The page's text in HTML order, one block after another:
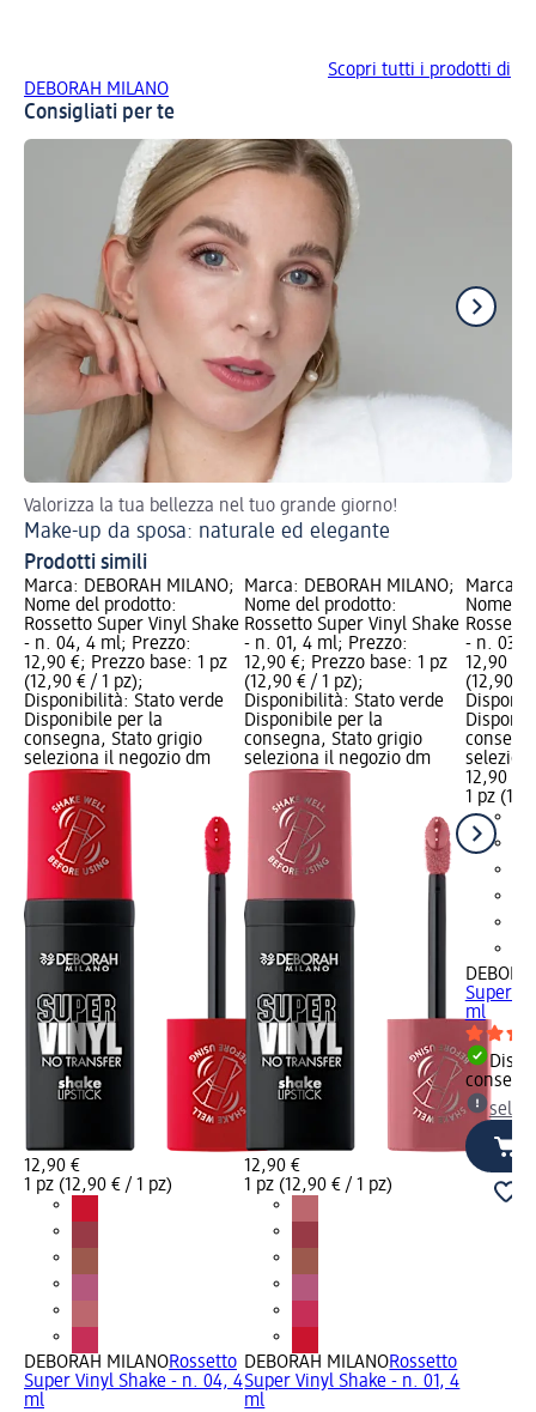
Scopri tutti i prodotti di
DEBORAH MILANO
Consigliati per te
Valorizza la tua bellezza nel tuo grande giorno!
Make-up da sposa: naturale ed elegante
Prodotti simili
Marca: DEBORAH MILANO;
Nome del prodotto:
Rossetto Super Vinyl Shake
- n. 04, 4 ml; Prezzo:
12,90 €; Prezzo base: 1 pz
(12,90 € / 1 pz);
Disponibilità: Stato verde
Disponibile per la
consegna, Stato grigio
seleziona il negozio dm
12,90 €
1 pz (12,90 € / 1 pz)
DEBORAH MILANORossetto
Super Vinyl Shake - n. 04, 4
ml
Marca: DEBORAH MILANO;
Nome del prodotto:
Rossetto Super Vinyl Shake
- n. 01, 4 ml; Prezzo:
12,90 €; Prezzo base: 1 pz
(12,90 € / 1 pz);
Disponibilità: Stato verde
Disponibile per la
consegna, Stato grigio
seleziona il negozio dm
12,90 €
1 pz (12,90 € / 1 pz)
DEBORAH MILANORossetto
Super Vinyl Shake - n. 01, 4
ml
Marca:
Nome
- n. 03,
12,90 €;
(12,90 €
12,90 €
1 pz
Super
ml